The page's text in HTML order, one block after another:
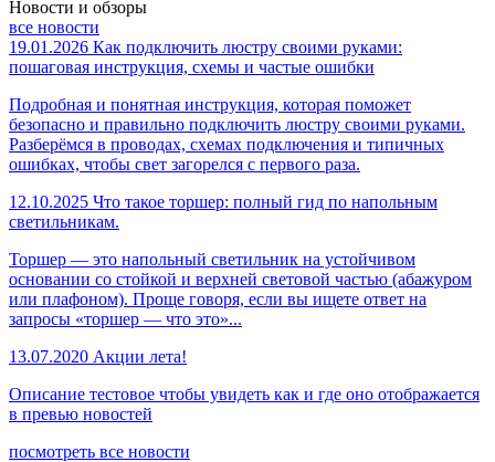
Новости и обзоры
все новости
19.01.2026 Как подключить люстру своими руками:
пошаговая инструкция, схемы и частые ошибки
Подробная и понятная инструкция, которая поможет
безопасно и правильно подключить люстру своими руками.
Разберёмся в проводах, схемах подключения и типичных
ошибках, чтобы свет загорелся с первого раза.
12.10.2025 Что такое торшер: полный гид по напольным
светильникам.
Торшер — это напольный светильник на устойчивом
основании со стойкой и верхней световой частью (абажуром
или плафоном). Проще говоря, если вы ищете ответ на
запросы «торшер — что это»...
13.07.2020 Акции лета!
Описание тестовое чтобы увидеть как и где оно отображается
в превью новостей
посмотреть все новости